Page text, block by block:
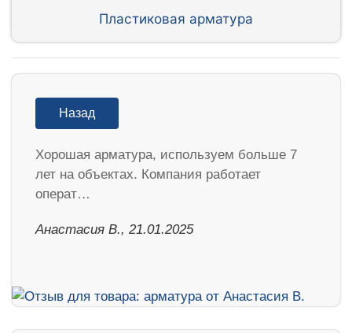
Пластиковая арматура
Назад
Хорошая арматура, используем больше 7
лет на объектах. Компания работает
операт…
Анастасия В., 21.01.2025